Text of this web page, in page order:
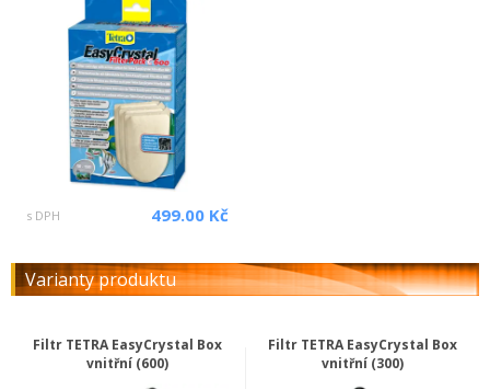
s DPH 499.00 Kč
Varianty produktu
Filtr TETRA EasyCrystal Box
vnitřní (600)
Filtr TETRA EasyCrystal Box
vnitřní (300)